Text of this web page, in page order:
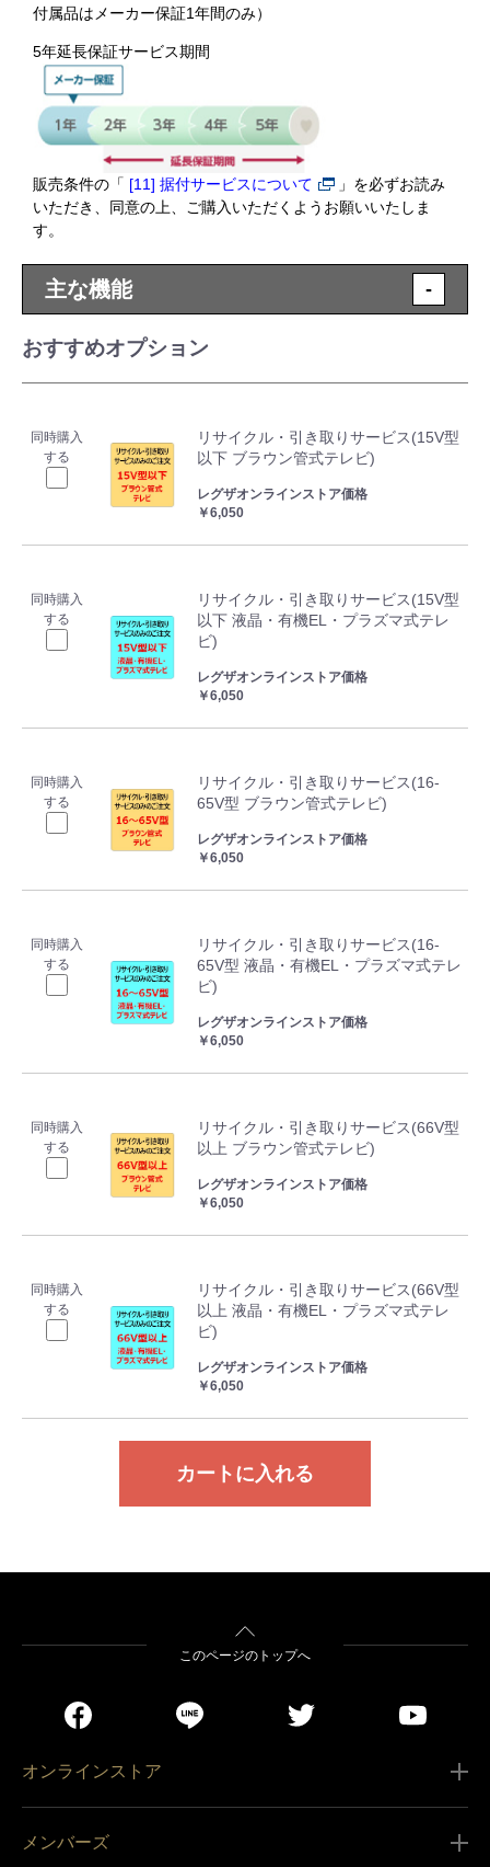
付属品はメーカー保証1年間のみ）
5年延長保証サービス期間
販売条件の「 [11] 据付サービスについて
」を必ずお読み
いただき、同意の上、ご購入いただくようお願いいたしま
す。
主な機能 -
おすすめオプション
同時購入
する
リサイクル・引き取りサービス(15V型
以下 ブラウン管式テレビ)
レグザオンラインストア価格
￥6,050
同時購入
する
リサイクル・引き取りサービス(15V型
以下 液晶・有機EL・プラズマ式テレ
ビ)
レグザオンラインストア価格
￥6,050
同時購入
する
リサイクル・引き取りサービス(16-
65V型 ブラウン管式テレビ)
レグザオンラインストア価格
￥6,050
同時購入
する
リサイクル・引き取りサービス(16-
65V型 液晶・有機EL・プラズマ式テレ
ビ)
レグザオンラインストア価格
￥6,050
同時購入
する
リサイクル・引き取りサービス(66V型
以上 ブラウン管式テレビ)
レグザオンラインストア価格
￥6,050
同時購入
する
リサイクル・引き取りサービス(66V型
以上 液晶・有機EL・プラズマ式テレ
ビ)
レグザオンラインストア価格
￥6,050
カートに入れる
このページのトップへ
オンラインストア
メンバーズ